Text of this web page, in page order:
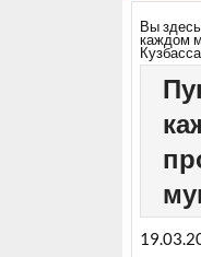
Вы
каждом
Кузбасса